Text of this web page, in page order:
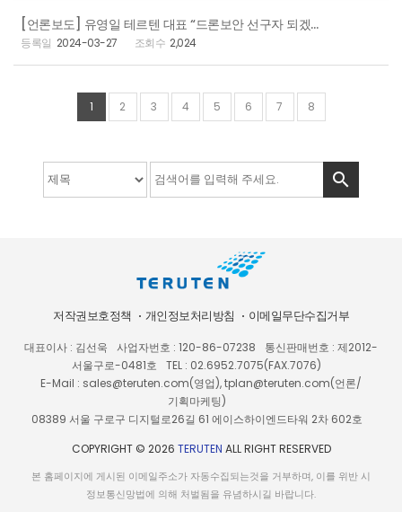
[언론보도] 유영일 테르텐 대표 “드론보안 선구자 되겠다”
2024-03-27 2,024
1 2 3 4 5 6 7 8

저작권보호정책 개인정보처리방침 이메일무단수집거부
대표이사 : 김선욱 사업자번호 : 120-86-07238
통신판매번호 : 제2012-
서울구로-0481호
TEL : 02.6952.7075(FAX.7076)
E-Mail : sales@teruten.com(영업), tplan@teruten.com(언론/
기획마케팅)
08389 서울 구로구 디지털로26길 61 에이스하이엔드타워 2차 602호
COPYRIGHT © 2026 TERUTEN ALL RIGHT RESERVED
본 홈페이지에 게시된 이메일주소가 자동수집되는것을 거부하며, 이를 위반 시
정보통신망법에 의해 처벌됨을 유념하시길 바랍니다.